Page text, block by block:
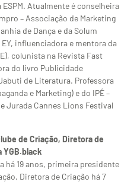
Atualmente é conselheira
– Associação de Marketing
de Dança e da Solum
influenciadora e mentora da
colunista na Revista Fast
do livro Publicidade
de Literatura. Professora
e Marketing) e do IPÊ –
Jurada Cannes Lions Festival
de Criação, Diretora de
YGB.black
há 19 anos, primeira presidente
Diretora de Criação há 7